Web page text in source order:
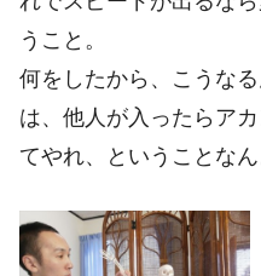
うこと。
何をしたから、こうな
は、他人が入ったらア
てやれ、ということなん